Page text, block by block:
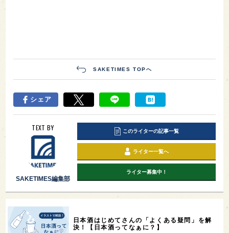
SAKETIMES TOPへ
シェア
TEXT BY
SAKETIMES編集部
このライターの記事一覧
ライター一覧へ
ライター募集中！
日本酒はじめてさんの「よくある疑問」を解
決！【日本酒ってなぁに？】